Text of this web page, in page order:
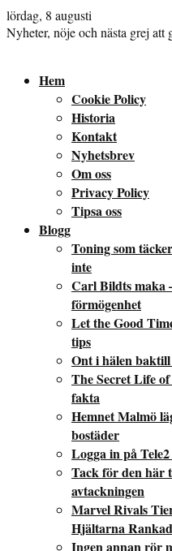
lördag, 8 augusti
Nyheter, nöje och nästa grej att
Hem
Cookie Policy
Historia
Kontakt
Nyhetsbrev
Om oss
Privacy Policy
Tipsa oss
Blogg
Toning som
inte
Carl Bildts maka
förmögenhet
Let the Good
tips
Ont i hälen
The Secret Life
fakta
Hemnet Malmö
bostäder
Logga in på
Tack för den här
avtackningen
Marvel Rivals
Hjältarna
Ingen annan rör